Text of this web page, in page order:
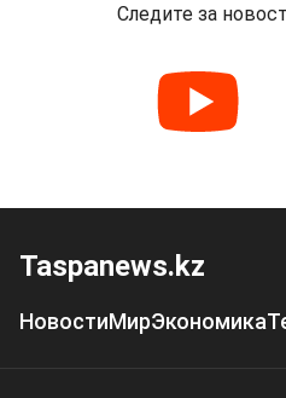
Следите за
Taspanews.kz
НовостиМирЭкономика